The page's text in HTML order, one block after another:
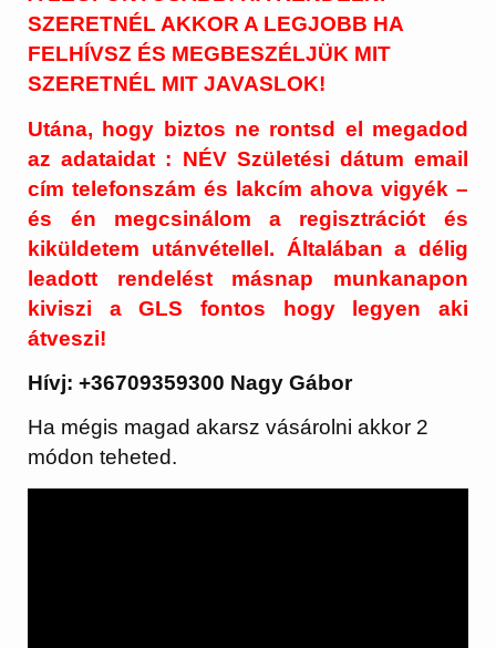
SZERETNÉL AKKOR A LEGJOBB HA
FELHÍVSZ ÉS MEGBESZÉLJÜK MIT
SZERETNÉL MIT JAVASLOK!
Utána, hogy biztos ne rontsd el megadod
az adataidat : NÉV Születési dátum email
cím telefonszám és lakcím ahova vigyék –
és én megcsinálom a regisztrációt és
kiküldetem utánvétellel. Általában a délig
leadott rendelést másnap munkanapon
kiviszi a GLS fontos hogy legyen aki
átveszi!
Hívj: +36709359300 Nagy Gábor
Ha mégis magad akarsz vásárolni akkor 2
módon teheted.